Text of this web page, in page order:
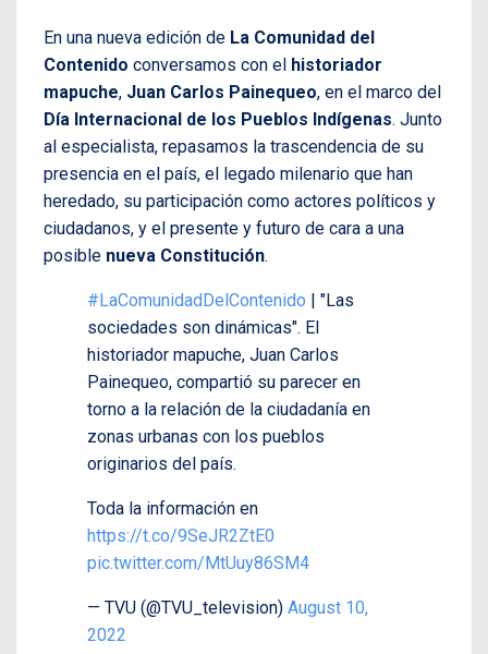
En una nueva edición de La Comunidad del
Contenido conversamos con el historiador
mapuche, Juan Carlos Painequeo, en el marco del
Día Internacional de los Pueblos Indígenas. Junto
al especialista, repasamos la trascendencia de su
presencia en el país, el legado milenario que han
heredado, su participación como actores políticos y
ciudadanos, y el presente y futuro de cara a una
posible nueva Constitución.
#LaComunidadDelContenido | "Las
sociedades son dinámicas". El
historiador mapuche, Juan Carlos
Painequeo, compartió su parecer en
torno a la relación de la ciudadanía en
zonas urbanas con los pueblos
originarios del país.
Toda la información en
https://t.co/9SeJR2ZtE0
pic.twitter.com/MtUuy86SM4
— TVU (@TVU_television) August 10,
2022